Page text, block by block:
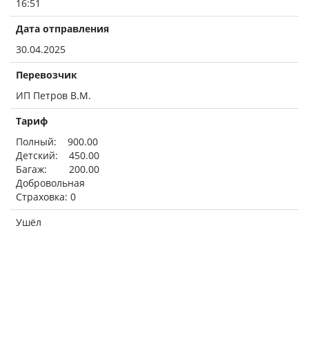
16:51
Дата отправления
30.04.2025
Перевозчик
ИП Петров В.М.
Тариф
Полный: 900.00
Детский: 450.00
Багаж: 200.00
Добровольная
Страховка: 0
Ушёл